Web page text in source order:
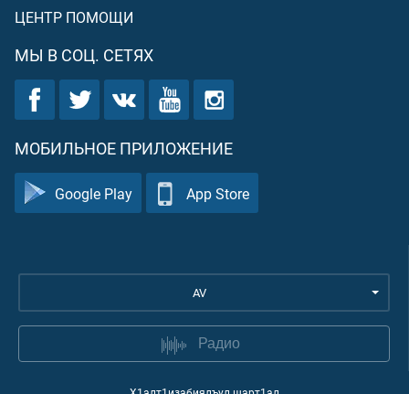
ЦЕНТР ПОМОЩИ
МЫ В СОЦ. СЕТЯХ
МОБИЛЬНОЕ ПРИЛОЖЕНИЕ
Google Play App Store
AV
Радио